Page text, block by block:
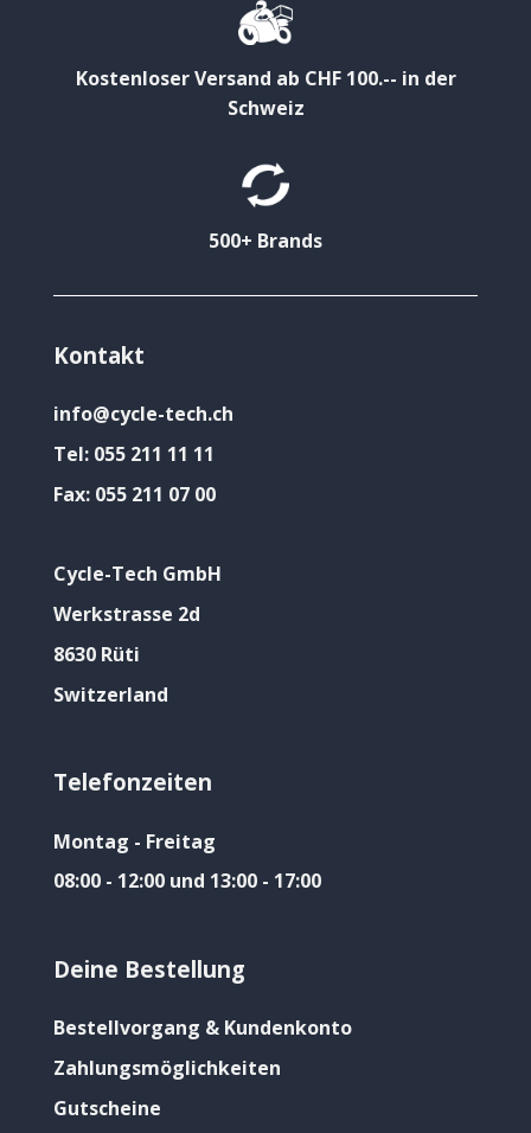
Kostenloser Versand ab CHF 100.-- in der
Schweiz
500+ Brands
Kontakt
info@cycle-tech.ch
Tel: 055 211 11 11
Fax: 055 211 07 00
Cycle-Tech GmbH
Werkstrasse 2d
8630 Rüti
Switzerland
Telefonzeiten
Montag - Freitag
08:00 - 12:00 und 13:00 - 17:00
Deine Bestellung
Bestellvorgang & Kundenkonto
Zahlungsmöglichkeiten
Gutscheine